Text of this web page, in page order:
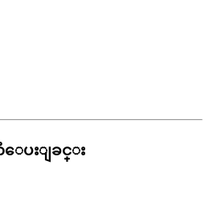
ပးျခင္း